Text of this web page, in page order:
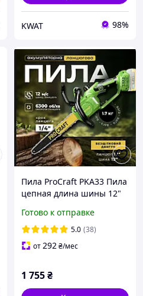
KWAT 98%
Пила ProCraft PKA33 Пила
цепная длина шины 12"
аккумуляторная
Аккумуляторная пила
Готово к отправке
5.0 (38)
от292₴/мес
1 755₴